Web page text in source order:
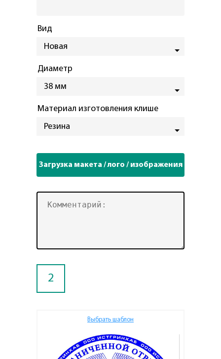
Вид
Новая
Диаметр
38 мм
Материал изготовления клише
Резина
2
Выбрать шаблон